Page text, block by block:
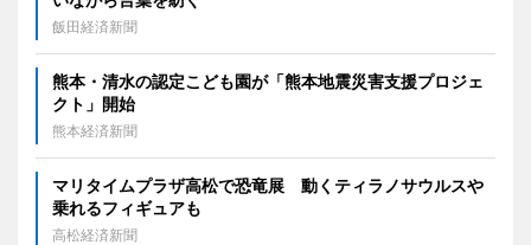
飯田経済新聞
熊本・清水の認定こども園が「熊本地震災害支援プロジェ
クト」開始
熊本経済新聞
マリタイムプラザ高松で恐竜展 動くティラノサウルスや
乗れるフィギュアも
高松経済新聞